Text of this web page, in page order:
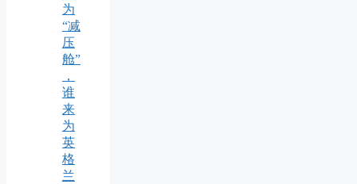
为
“减
压
舱”
，
谁
来
为
英
格
兰